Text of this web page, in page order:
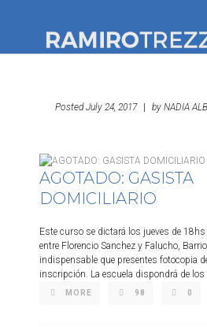
PostedJuly 24, 2017 by NADIA
AGOTADO: GASISTA
DOMICILIARIO
Este curso se dictará los jueves de
entre Florencio Sanchez y Falucho,
indispensable que presentes fotocopia
inscripción. La escuela dispondrá de los
MORE 98 0